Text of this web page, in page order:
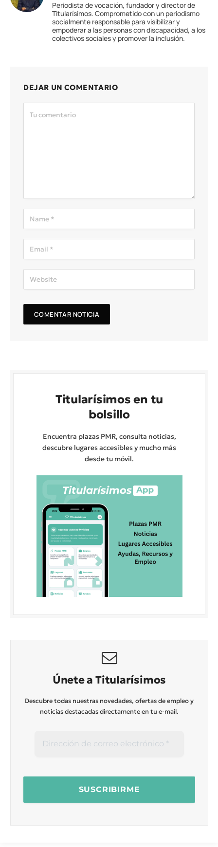
Periodista de vocación, fundador y director de
Titularísimos. Comprometido con un periodismo
socialmente responsable para visibilizar y
empoderar a las personas con discapacidad, a los
colectivos sociales y promover la inclusión.
DEJAR UN COMENTARIO
Titularísimos en tu
bolsillo
Encuentra plazas PMR, consulta noticias,
descubre lugares accesibles y mucho más
desde tu móvil.
Únete a Titularísimos
Descubre todas nuestras novedades, ofertas de empleo y
noticias destacadas directamente en tu e-mail.